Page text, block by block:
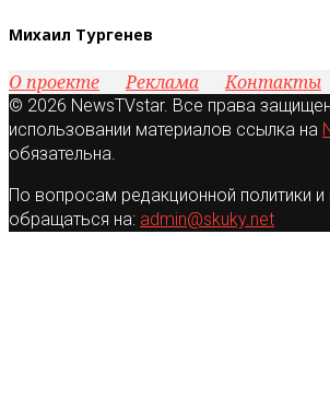
Михаил Тургенев
О проекте Реклама Контакты
© 2026 NewsTVstar. Все права
использовании материалов ссылка на
обязательна.
По вопросам редакционной политики
обращаться на: admin@skuky.net